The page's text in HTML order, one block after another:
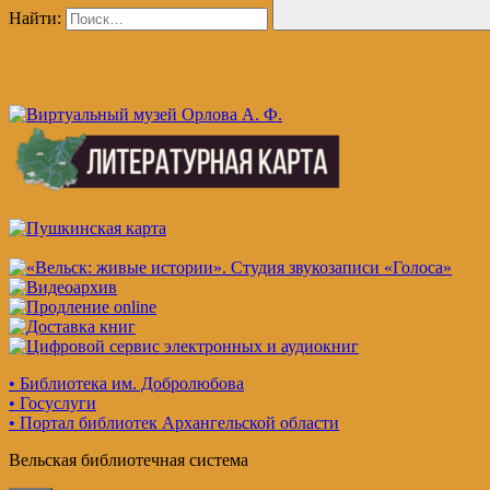
Найти:
• Библиотека им. Добролюбова
• Госуслуги
• Портал библиотек Архангельской области
Вельская библиотечная система